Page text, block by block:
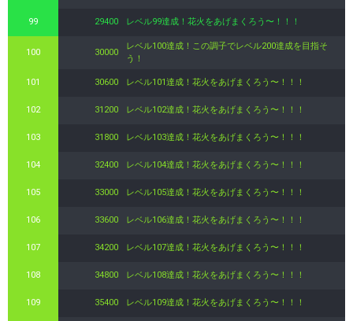
99 29400 レベル99達成！花火をあげまくろう〜！！！
100 30000
レベル100達成！この調子でレベル200達成を目指そ
う！
101 30600 レベル101達成！花火をあげまくろう〜！！！
102 31200 レベル102達成！花火をあげまくろう〜！！！
103 31800 レベル103達成！花火をあげまくろう〜！！！
104 32400 レベル104達成！花火をあげまくろう〜！！！
105 33000 レベル105達成！花火をあげまくろう〜！！！
106 33600 レベル106達成！花火をあげまくろう〜！！！
107 34200 レベル107達成！花火をあげまくろう〜！！！
108 34800 レベル108達成！花火をあげまくろう〜！！！
109 35400 レベル109達成！花火をあげまくろう〜！！！